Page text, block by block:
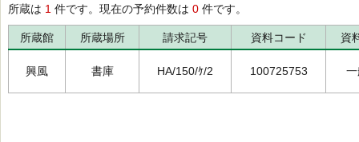
所蔵は 1 件です。現在の予約件数は 0 件です。
所蔵館 所蔵場所 請求記号 資料コード 資
興風 書庫 HA/150/ｹ/2 100725753